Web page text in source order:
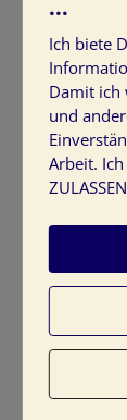
gefällt
2 Antworten
Zeichne
...
Ich biete
Damit ich
und
Arbeit.